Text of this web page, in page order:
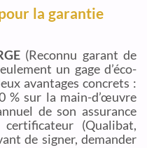
la garantie
(Reconnu garant de
un gage d’éco-
avantages concrets :
% sur la main-d’œuvre
de son assurance
certificateur (Qualibat,
de signer, demander